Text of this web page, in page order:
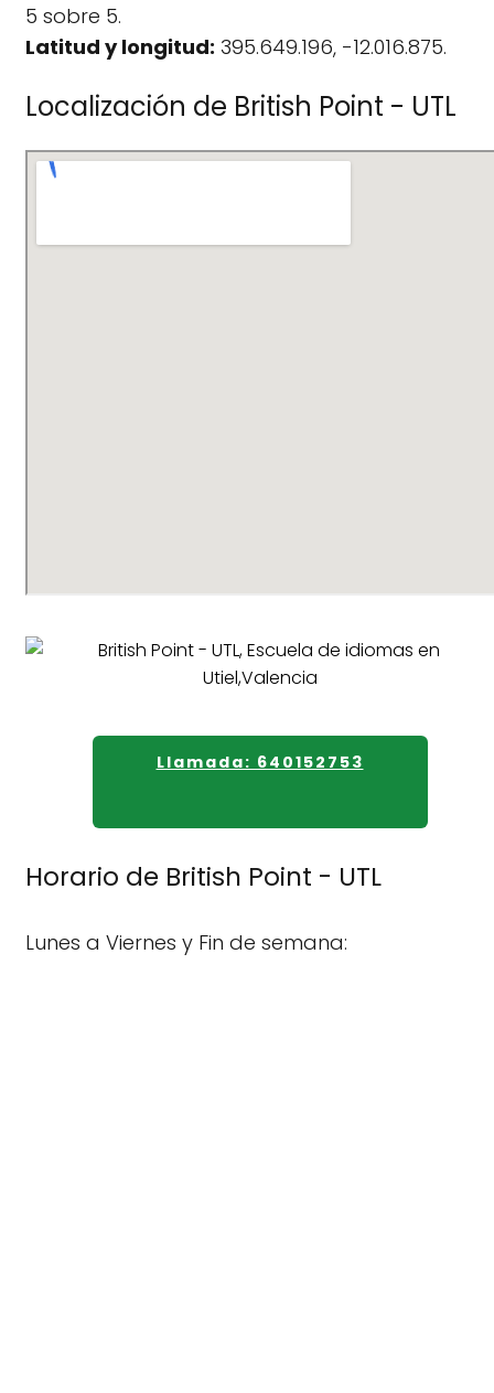
5 sobre 5.
Latitud y longitud: 395.649.196, -12.016.875.
Localización de British Point - UTL
Llamada: 640152753
Horario de British Point - UTL
Lunes a Viernes y Fin de semana: